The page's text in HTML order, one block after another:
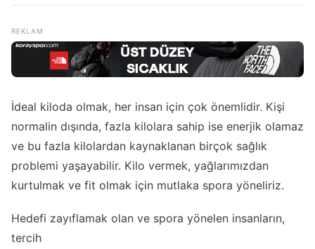
İdeal kiloda olmak, her insan için çok önemlidir. Kişi
normalin dışında, fazla kilolara sahip ise enerjik olamaz
ve bu fazla kilolardan kaynaklanan birçok sağlık
problemi yaşayabilir. Kilo vermek, yağlarımızdan
kurtulmak ve fit olmak için mutlaka spora yöneliriz.
Hedefi zayıflamak olan ve spora yönelen insanların,
tercih